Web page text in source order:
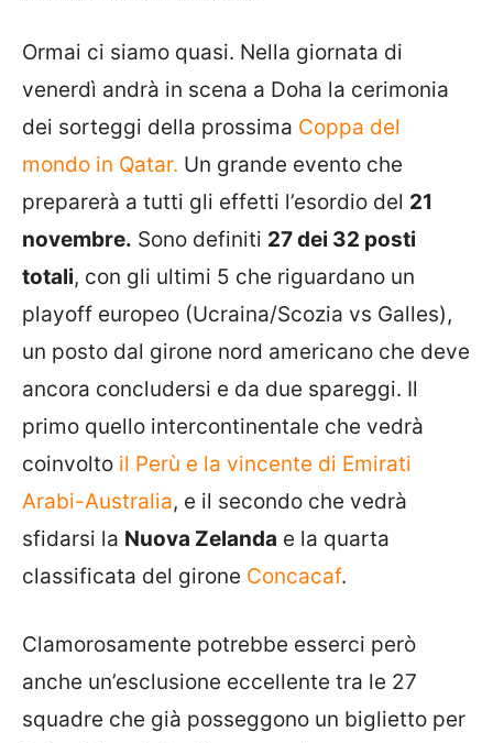
Ormai ci siamo quasi. Nella giornata di
venerdì andrà in scena a Doha la cerimonia
dei sorteggi della prossima Coppa del
mondo in Qatar. Un grande evento che
preparerà a tutti gli effetti l’esordio del 21
novembre. Sono definiti 27 dei 32 posti
totali, con gli ultimi 5 che riguardano un
playoff europeo (Ucraina/Scozia vs Galles),
un posto dal girone nord americano che deve
ancora concludersi e da due spareggi. Il
primo quello intercontinentale che vedrà
coinvolto il Perù e la vincente di Emirati
Arabi-Australia, e il secondo che vedrà
sfidarsi la Nuova Zelanda e la quarta
classificata del girone Concacaf.
Clamorosamente potrebbe esserci però
anche un’esclusione eccellente tra le 27
squadre che già posseggono un biglietto per